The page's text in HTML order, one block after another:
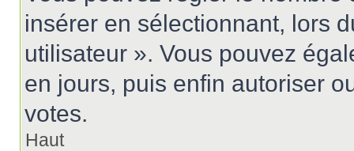
insérer en sélectionnant, lors
utilisateur ». Vous pouvez
en jours, puis enfin autoriser
votes.
Haut